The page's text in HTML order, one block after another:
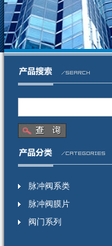
脉冲阀系类
脉冲阀膜片
阀门系列